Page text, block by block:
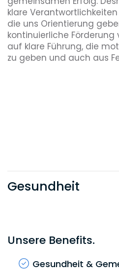
Nachhaltigkeit
Haufe Group
der
2025
KI
Group in eine
Maschinen nicht
sondern
lernen und
klare
die uns Orientierung
kontinuierliche Förderung
auf klare Führung, die
zu geben und auch aus
Gesundheit
Unsere Benefits.
Gesundheit &